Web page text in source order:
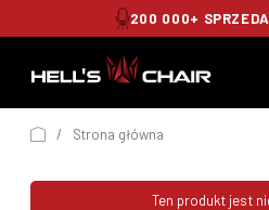
200 000+
/ Strona główna
Ten produkt jest